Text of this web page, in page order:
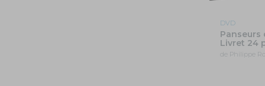
DVD
Panseurs
Livret 24
de Philippe